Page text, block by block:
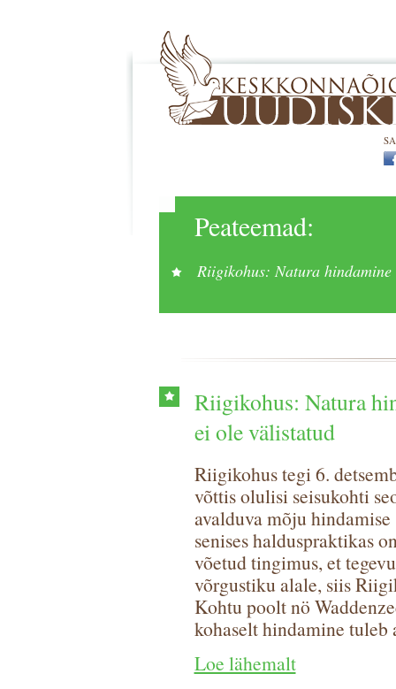
Peateemad:
Riigikohus: Natura
Riigikohus: Natura
ei ole välistatud
Riigikohus tegi 6.
võttis olulisi seisukohti
avalduva mõju
senises halduspraktikas
võetud tingimus, et
võrgustiku alale, siis
Kohtu poolt nö
kohaselt hindamine
Loe lähemalt